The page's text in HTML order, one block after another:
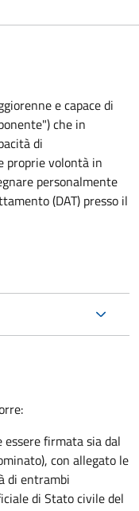
e capace di
che in
di
proprie volontà in
personalmente
(DAT) presso il
firmata sia dal
con allegato le
di entrambi
di Stato civile del